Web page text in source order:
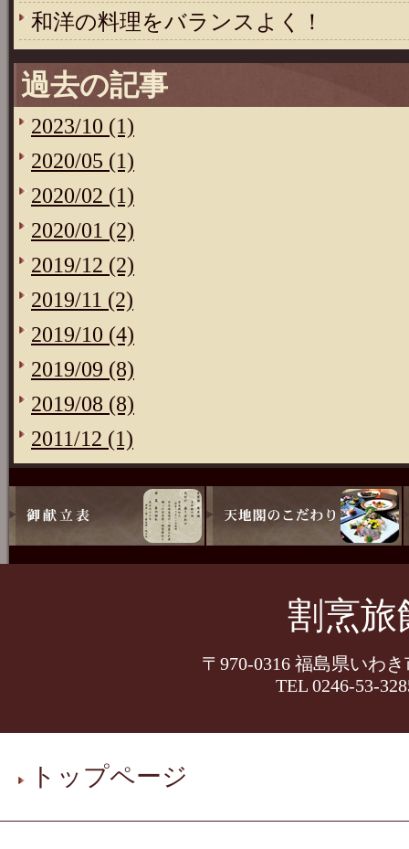
和洋の料理をバランスよく！
過去の記事
2023/10 (1)
2020/05 (1)
2020/02 (1)
2020/01 (2)
2019/12 (2)
2019/11 (2)
2019/10 (4)
2019/09 (8)
2019/08 (8)
2011/12 (1)
割烹旅
〒970-0316 福島県いわ
TEL 0246-53-
トップページ